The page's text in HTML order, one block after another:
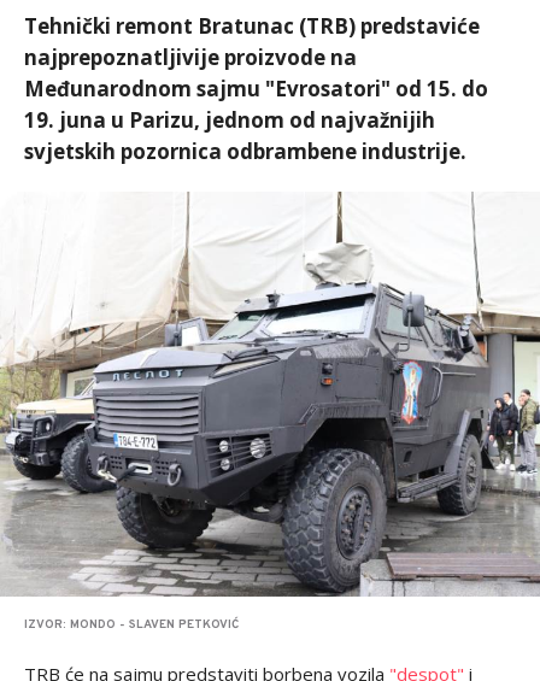
Tehnički remont Bratunac (TRB) predstaviće
najprepoznatljivije proizvode na
Međunarodnom sajmu "Evrosatori" od 15. do
19. juna u Parizu, jednom od najvažnijih
svjetskih pozornica odbrambene industrije.
IZVOR: MONDO - SLAVEN PETKOVIĆ
TRB će na sajmu predstaviti borbena vozila "despot" i